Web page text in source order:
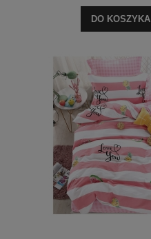
DO KOSZYKA